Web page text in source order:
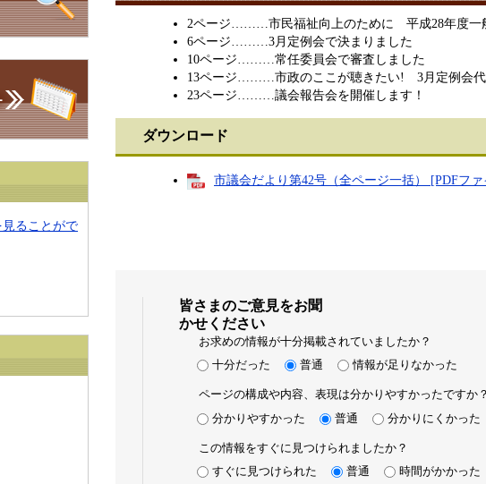
2ページ………市民福祉向上のために 平成28年度一
6ページ………3月定例会で決まりました
10ページ………常任委員会で審査しました
13ページ………市政のここが聴きたい! 3月定例会代
23ページ………議会報告会を開催します！
ダウンロード
市議会だより第42号（全ページ一括） [PDFフ
皆さまのご意見をお聞
かせください
お求めの情報が十分掲載されていましたか？
十分だった
普通 情報が足りなかった
ページの構成や内容、表現は分かりやすかったですか
分かりやすかった
普通 分かりにくかった
この情報をすぐに見つけられましたか？
すぐに見つけられた
普通 時間がかかった
ることがで